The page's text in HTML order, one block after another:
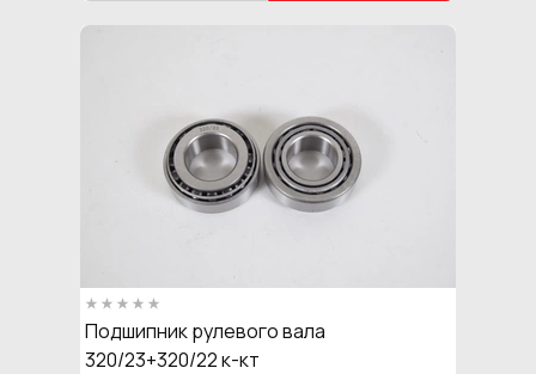
Подшипник рулевого вала
320/23+320/22 к-кт